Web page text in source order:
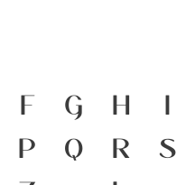
F G H I
P Q R S
อสำคัญที่ทำ
อยู่ได้ ภาษา